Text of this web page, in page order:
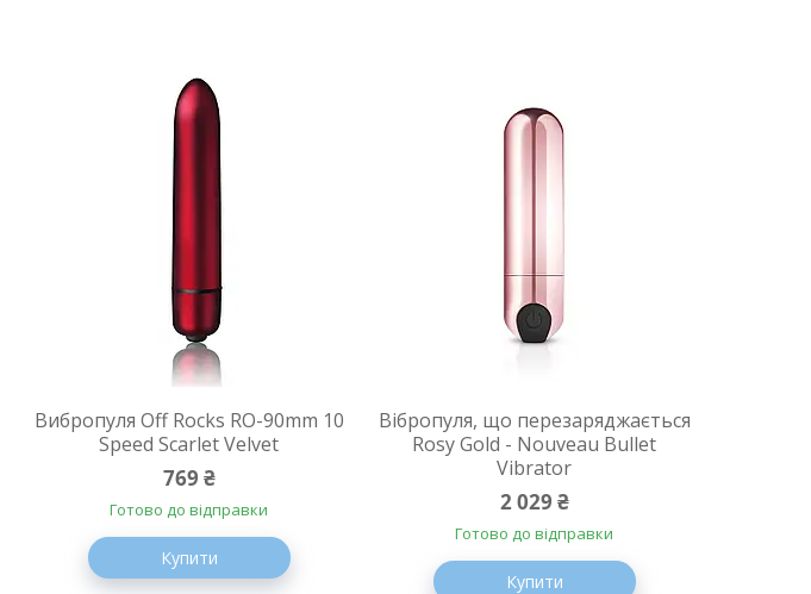
Вибропуля Off Rocks RO-90mm 10
Speed Scarlet Velvet
769 ₴
Готово до відправки
Купити
Вібропуля, що перезаряджається
Rosy Gold - Nouveau Bullet
Vibrator
2 029 ₴
Готово до відправки
Купити